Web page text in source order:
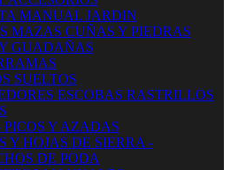
MANUAL JARDIN
MAZAS CUÑAS Y PIEDRAS
GUADAÑAS
SUELTOS
ESCOBAS RASTRILLOS
PICOS Y AZADAS
Y HOJAS DE SIERRA -
DE PODA